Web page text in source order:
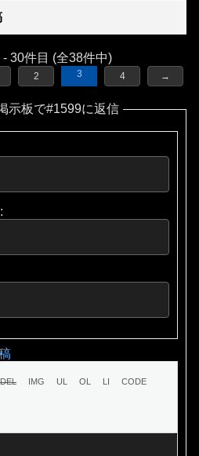
30件目 (全38件中)
2 3 4 →
示板で#1599に返信